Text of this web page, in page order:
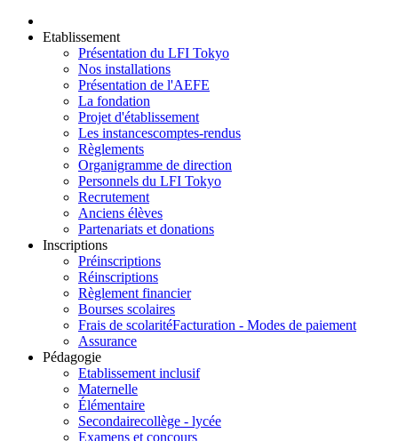
Etablissement
Présentation du LFI Tokyo
Nos installations
Présentation de l'AEFE
La fondation
Projet d'établissement
Les instancescomptes-rendus
Règlements
Organigramme de direction
Personnels du LFI Tokyo
Recrutement
Anciens élèves
Partenariats et donations
Inscriptions
Préinscriptions
Réinscriptions
Règlement financier
Bourses scolaires
Frais de scolaritéFacturation - Modes de paiement
Assurance
Pédagogie
Etablissement inclusif
Maternelle
Élémentaire
Secondairecollège - lycée
Examens et concours